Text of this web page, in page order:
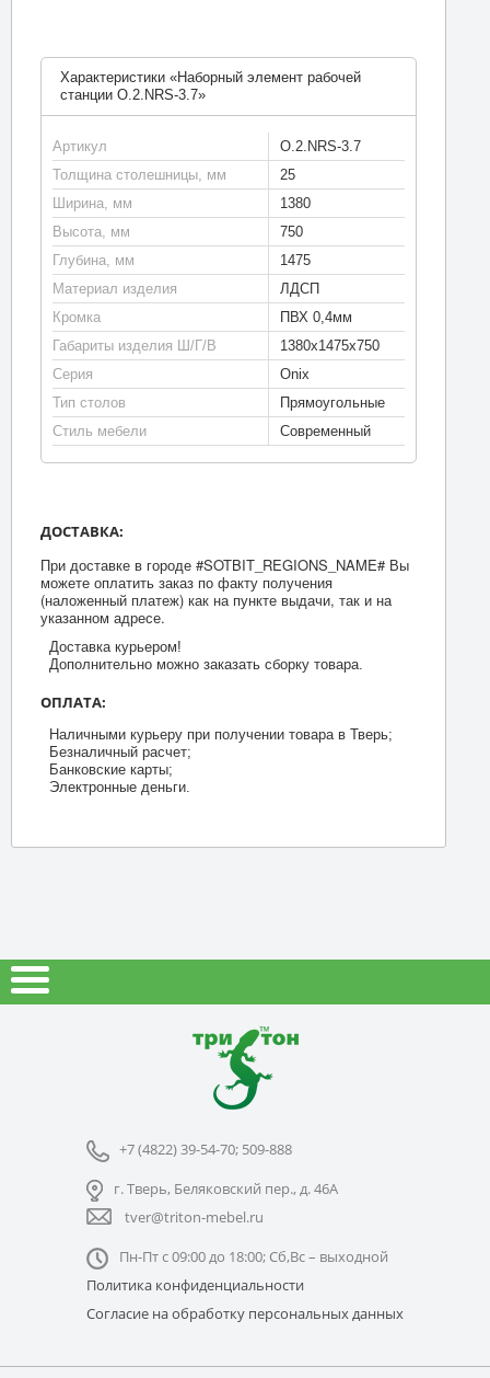
Характеристики «Наборный элемент рабочей
станции O.2.NRS-3.7»
Артикул
O.2.NRS-3.7
Толщина столешницы, мм
25
Ширина, мм
1380
Высота, мм
750
Глубина, мм
1475
Материал изделия
ЛДСП
Кромка
ПВХ 0,4мм
Габариты изделия Ш/Г/В
1380х1475х750
Серия
Onix
Тип столов
Прямоугольные
Стиль мебели
Современный
ДОСТАВКА:
При доставке в городе #SOTBIT_REGIONS_NAME# Вы
можете оплатить заказ по факту получения
(наложенный платеж) как на пункте выдачи, так и на
указанном адресе.
Доставка курьером!
Дополнительно можно заказать сборку товара.
ОПЛАТА:
Наличными курьеру при получении товара в Тверь;
Безналичный расчет;
Банковские карты;
Электронные деньги.
+7 (4822) 39-54-70; 509-888
г. Тверь, Беляковский пер., д. 46А
tver@triton-mebel.ru
Пн-Пт с 09:00 до 18:00; Сб,Вс – выходной
Политика конфиденциальности
Согласие на обработку персональных данных